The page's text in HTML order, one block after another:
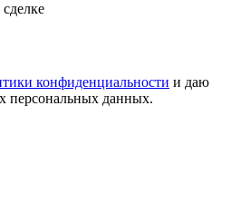
конфиденциальности и даю
персональных данных.